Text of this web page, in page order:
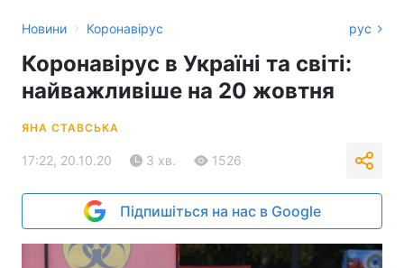
Новини › Коронавірус рус
Коронавірус в Україні та світі:
найважливіше на 20 жовтня
ЯНА СТАВСЬКА
17:22, 20.10.20 3 хв. 1526
Підпишіться на нас в Google